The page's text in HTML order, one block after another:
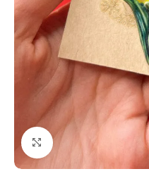
Нажмите, чтобы